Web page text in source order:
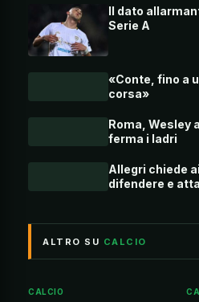
Il dato
Serie A
«Conte, fino a
corsa»
Roma, Wesley
ferma i ladri
Allegri chiede
difendere e
ALTRO SU CALCIO
CALCIO